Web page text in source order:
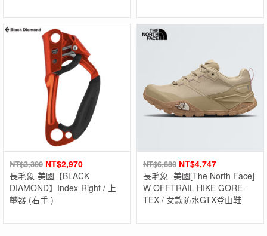
NT$3,300 NT$2,970
長毛象-美國【BLACK
DIAMOND】Index-Right / 上
攀器 (右手 )
NT$6,880 NT$4,747
長毛象 -美國[The North Face]
W OFFTRAIL HIKE GORE-
TEX / 女款防水GTX登山鞋